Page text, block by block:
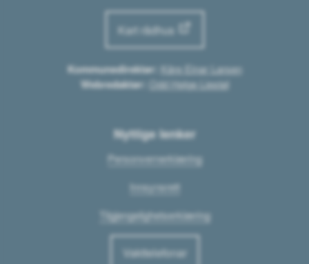
Kart rådhus
Kommunedirektør: Kåre Einar Larsen
Webredaktør: Odd Helge Liestøl
Nyttige lenker
Personvernerklæring
Innsynsrett
Tilgjengelighetserklæring
Vakttelefonar